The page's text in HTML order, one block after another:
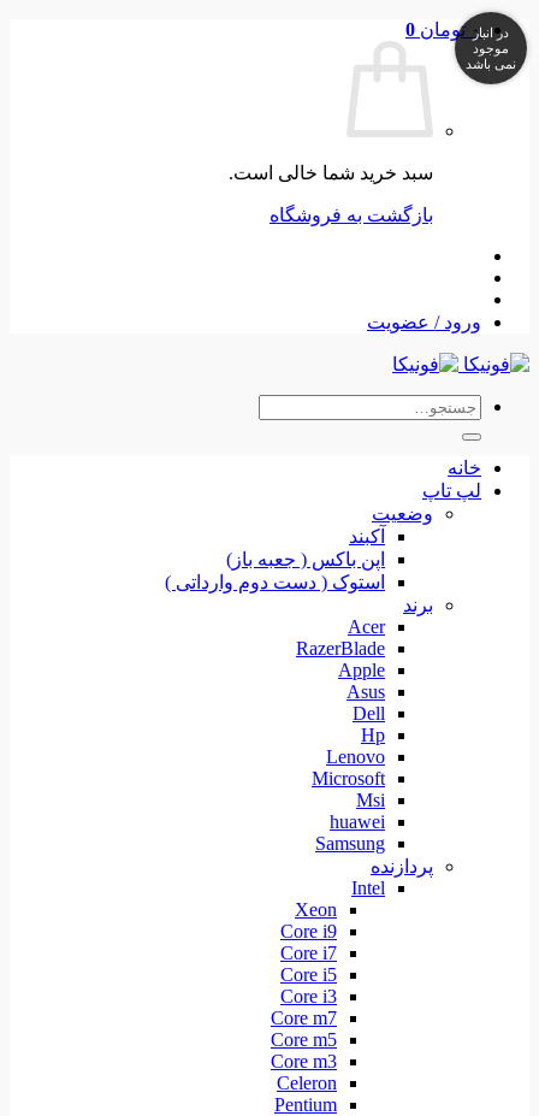
Skip
to
content
۰ تومان 0
سبد خرید شما خالی است.
بازگشت به فروشگاه
ورود / عضویت
جستجو
خانه
لپ تاپ
وضعیت
آکبند
اپن باکس ( جعبه باز)
استوک ( دست دوم وارداتی )
برند
Acer
RazerBlade
Apple
Asus
Dell
Hp
Lenovo
Microsoft
Msi
huawei
Samsung
پردازنده
Intel
Xeon
Core i9
Core i7
Core i5
Core i3
Core m7
Core m5
Core m3
Celeron
Pentium
در انبار
موجود
نمی باشد